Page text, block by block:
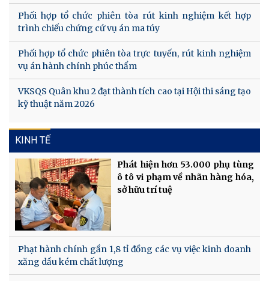
Phối hợp tổ chức phiên tòa rút kinh nghiệm kết hợp
trình chiếu chứng cứ vụ án ma túy
Phối hợp tổ chức phiên tòa trực tuyến, rút kinh nghiệm
vụ án hành chính phúc thẩm
VKSQS Quân khu 2 đạt thành tích cao tại Hội thi sáng tạo
kỹ thuật năm 2026
KINH TẾ
Phát hiện hơn 53.000 phụ tùng
ô tô vi phạm về nhãn hàng hóa,
sở hữu trí tuệ
Phạt hành chính gần 1,8 tỉ đồng các vụ việc kinh doanh
xăng dầu kém chất lượng